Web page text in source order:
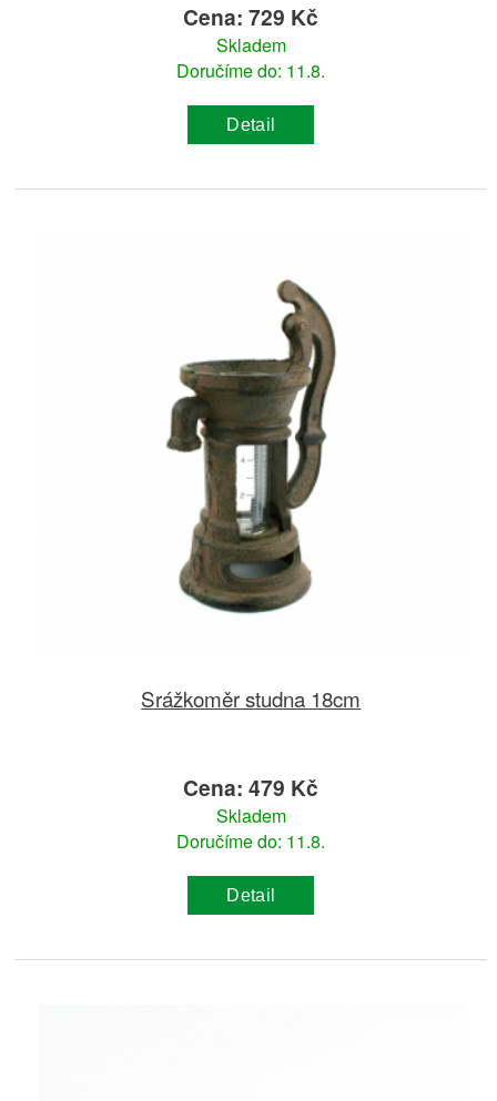
Cena: 729 Kč
Skladem
Doručíme do: 11.8.
Detail
Srážkoměr studna 18cm
Cena: 479 Kč
Skladem
Doručíme do: 11.8.
Detail